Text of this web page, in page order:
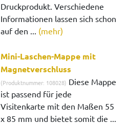
Druckprodukt. Verschiedene
Informationen lassen sich schon
auf den ... (mehr)
Mini-Laschen-Mappe mit
Magnetverschluss
(Produktnummer: 108028) Diese Mappe
ist passend für jede
Visitenkarte mit den Maßen 55
x 85 mm und bietet somit die ...